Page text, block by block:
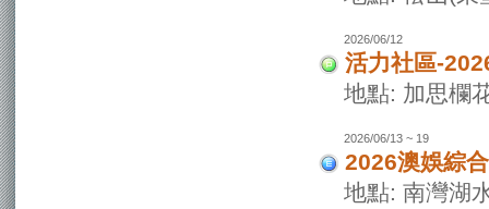
2026/06/12
活力社區-
地點: 加思欄
2026/06/13 ~ 19
2026澳娛綜
地點: 南灣湖